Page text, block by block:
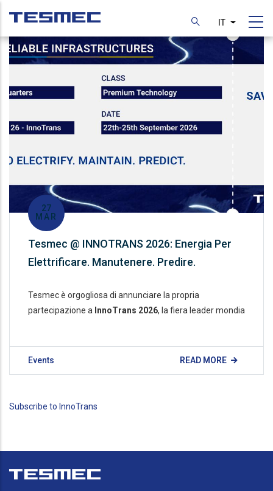
main
content
IT List
27
MAR
Tesmec @ INNOTRANS 2026: Energia Per
Elettrificare. Manutenere. Predire.
Tesmec è orgogliosa di annunciare la propria
partecipazione a InnoTrans 2026, la fiera leader mondia
Events READ MORE
Subscribe to InnoTrans